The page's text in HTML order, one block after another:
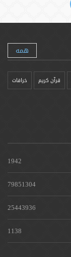
همه
قرآن کریم خرافات
1942
79851304
25443936
1138